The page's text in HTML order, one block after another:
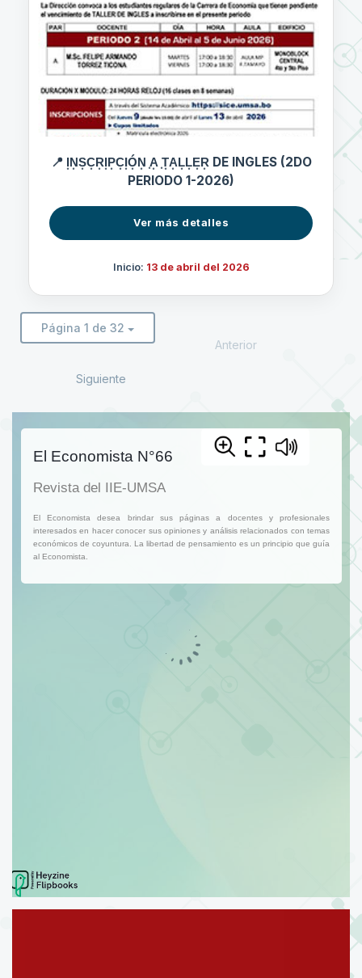
📍 I͙N͙S͙C͙R͙I͙P͙C͙I͙Ó͙N͙ ͙A͙ ͙T͙A͙L͙L͙E͙R͙ DE INGLES (2DO
PERIODO 1-2026)
Ver más detalles
Inicio: 13 de abril del 2026
Página 1 de 32
Anterior
Siguiente